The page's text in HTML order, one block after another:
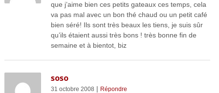
que j’aime bien ces petits gateaux ces temps, cela
va pas mal avec un bon thé chaud ou un petit café
bien séré! Ils sont très beaux les tiens, je suis sûr
qu’ils étaient aussi très bons ! très bonne fin de
semaine et à bientot, biz
soso
31 octobre 2008 | Répondre